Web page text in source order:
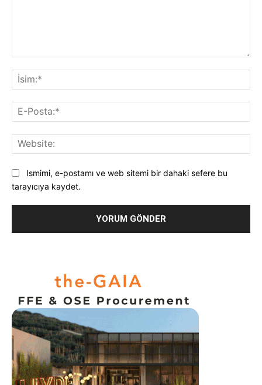
Ismimi, e-postamı ve web sitemi bir dahaki sefere bu
tarayıcıya kaydet.